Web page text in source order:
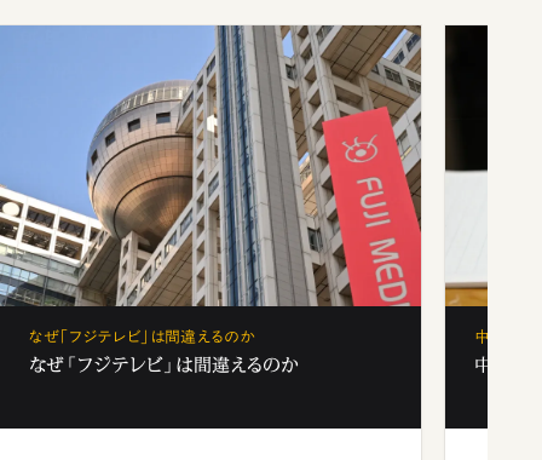
なぜ「フジテレビ」は間違えるのか
なぜ「フジテレビ」は間違えるのか
中学受験
中学受